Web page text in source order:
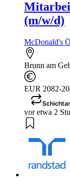
(m/w/d)
McDonald's
Brunn am
EUR 2082-
vor etwa 2